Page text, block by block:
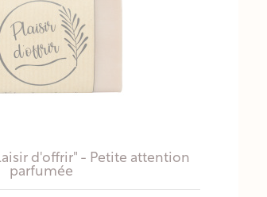
d'offrir" - Petite attention
parfumée